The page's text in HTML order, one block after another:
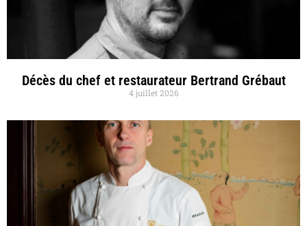
Décès du chef et restaurateur Bertrand Grébaut
4 juillet 2026